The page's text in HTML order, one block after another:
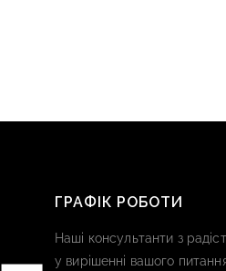
ГРАФІК РОБОТИ
Наші консультанти з
у вирішенні вашого